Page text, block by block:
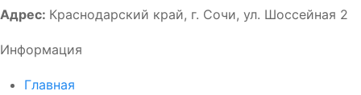
Адрес: Краснодарский край, г. Сочи, ул. Шоссейная 2
Информация
Главная